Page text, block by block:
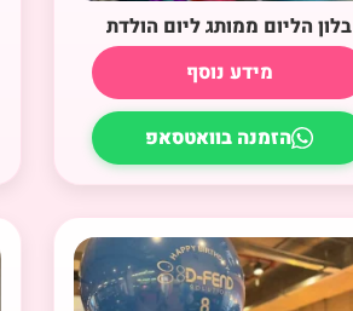
בלון הליום ממותג ליום הולדת
מידע נוסף
הזמנה בוואטסאפ